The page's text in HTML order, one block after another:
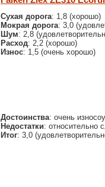
Сухая дорога: 1,8 (хорошо)
Мокрая дорога: 3,0
Шум: 2,8
Расход: 2,2 (хорошо)
Износ: 1,5 (очень хорошо)
Достоинства: очень
Недостатки: относительно
Итог: 3,0